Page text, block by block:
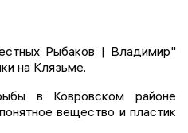
Рыбаков | Владимир"
на Клязьме.
в Ковровском районе
вещество и пластик